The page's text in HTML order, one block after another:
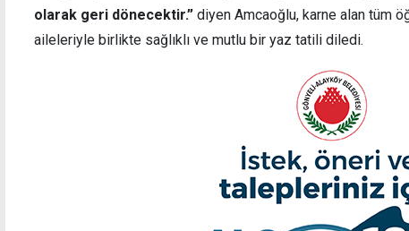
olarak geri dönecektir.” diyen Amcaoğlu, karne alan tüm
aileleriyle birlikte sağlıklı ve mutlu bir yaz tatili diledi.